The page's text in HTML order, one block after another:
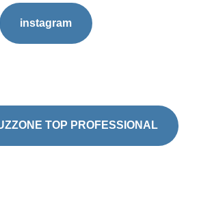
instagram
TOP PROFESSIONAL